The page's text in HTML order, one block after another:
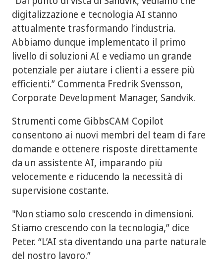
digitalizzazione e tecnologia AI stanno
attualmente trasformando l’industria.
Abbiamo dunque implementato il primo
livello di soluzioni AI e vediamo un grande
potenziale per aiutare i clienti a essere più
efficienti.” Commenta Fredrik Svensson,
Corporate Development Manager, Sandvik.
Strumenti come GibbsCAM Copilot
consentono ai nuovi membri del team di fare
domande e ottenere risposte direttamente
da un assistente AI, imparando più
velocemente e riducendo la necessità di
supervisione costante.
"Non stiamo solo crescendo in dimensioni.
Stiamo crescendo con la tecnologia,” dice
Peter. “L’AI sta diventando una parte naturale
del nostro lavoro.”